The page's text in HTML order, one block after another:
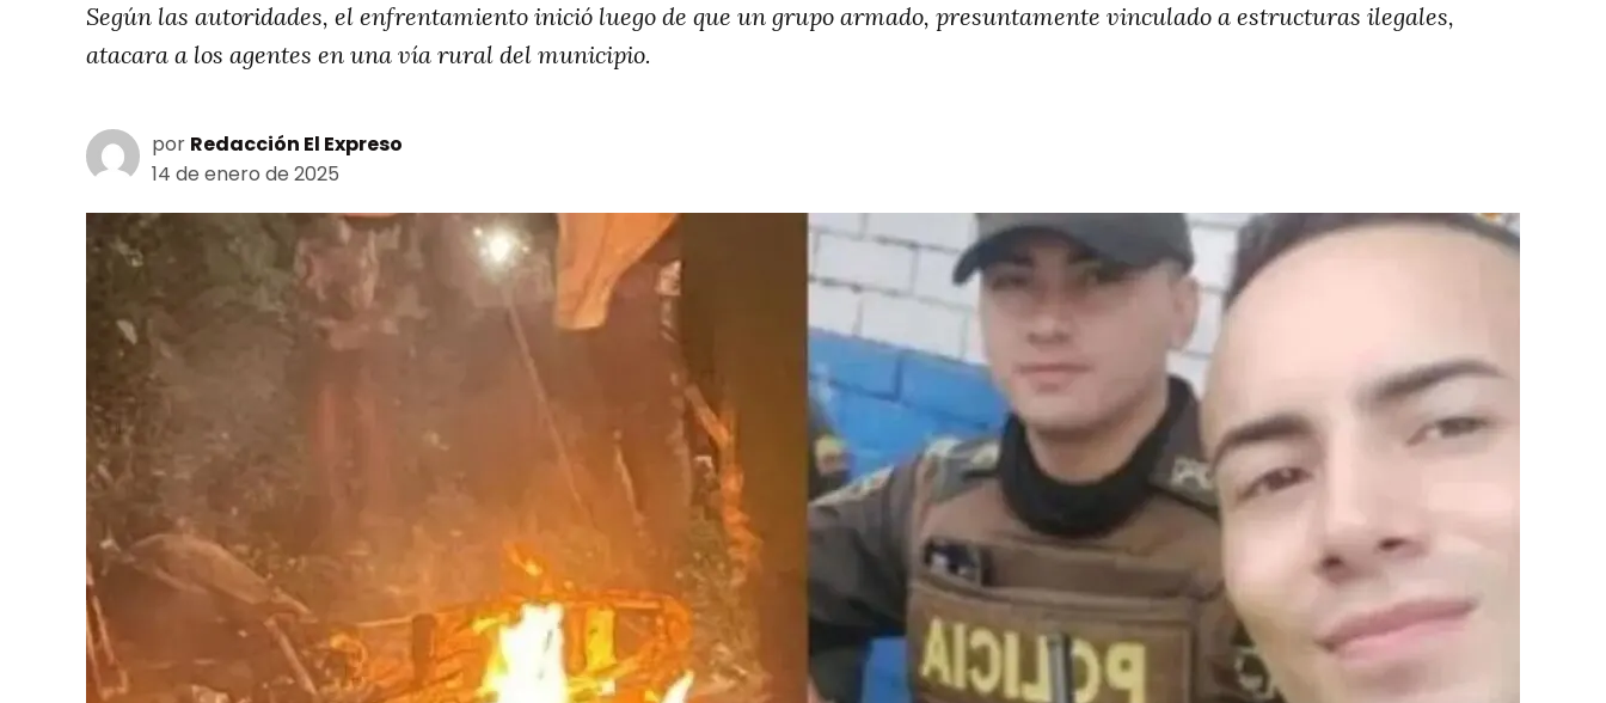
Según las autoridades, el enfrentamiento inició luego de que un grupo armado, presuntamente vinculado a estructuras ilegales,
atacara a los agentes en una vía rural del municipio.
por Redacción El Expreso
14 de enero de 2025